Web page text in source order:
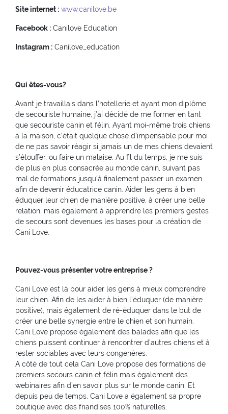
Site internet : www.canilove.be
Facebook : Canilove Education
Instagram : Canilove_education
Qui êtes-vous?
Avant je travaillais dans l’hotellerie et ayant mon diplôme
de secouriste humaine, j’ai décidé de me former en tant
que secouriste canin et félin. Ayant moi-même trois chiens
à la maison, c’était quelque chose d’impensable pour moi
de ne pas savoir réagir si jamais un de mes chiens devaient
s’étouffer, ou faire un malaise. Au fil du temps, je me suis
de plus en plus consacrée au monde canin, suivant pas
mal de formations jusqu’à finalement passer un examen
afin de devenir éducatrice canin. Aider les gens à bien
éduquer leur chien de manière positive, à créer une belle
relation, mais également à apprendre les premiers gestes
de secours sont devenues les bases pour la création de
Cani Love.
Pouvez-vous présenter votre entreprise ?
Cani Love est là pour aider les gens à mieux comprendre
leur chien. Afin de les aider à bien l’éduquer (de manière
positive), mais également de ré-éduquer dans le but de
créer une belle synergie entre le chien et son humain.
Cani Love propose également des balades afin que les
chiens puissent continuer à rencontrer d’autres chiens et à
rester sociables avec leurs congenères.
A côté de tout cela Cani Love propose des formations de
premiers secours canin et félin mais également des
webinaires afin d’en savoir plus sur le monde canin. Et
depuis peu de temps, Cani Love a également sa propre
boutique avec des friandises 100% naturelles.